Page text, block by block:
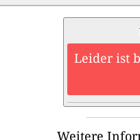
Leider ist
Weitere